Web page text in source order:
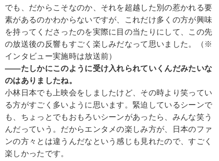
でも、だからこそなのか、それを超越した別の惹かれる要
素があるのかわからないですが、これだけ多くの方が興味
を持ってくださったのを実際に目の当たりにして、この先
の放送後の反響もすごく楽しみだなって思いました。（※
インタビュー実施時は放送前）
――たしかにこのように受け入れられていくんだみたいな
のはありましたね。
小林 日本でも上映会をしましたけど、その時より笑ってい
る方がすごく多いように思います。緊迫しているシーンで
も、ちょっとでもおもろいシーンがあったら、みんな笑う
んだっていう。だからエンタメの楽しみ方が、日本のファ
ンの方々とは違うんだなという感じも見れたので、すごく
楽しかったです。